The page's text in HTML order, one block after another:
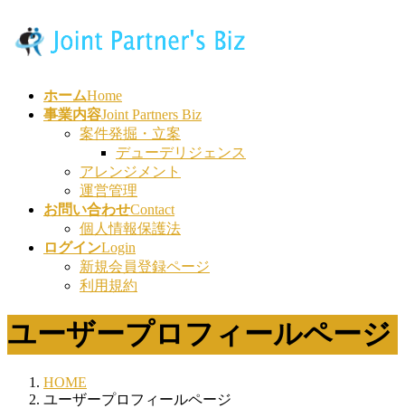
ン
ビ
ホームHome
事業内容Joint Partners Biz
案件発掘・立案
デューデリジェンス
アレンジメント
運営管理
お問い合わせContact
個人情報保護法
ログインLogin
新規会員登録ページ
利用規約
ユーザープロフィールページ
HOME
ユーザープロフィールページ